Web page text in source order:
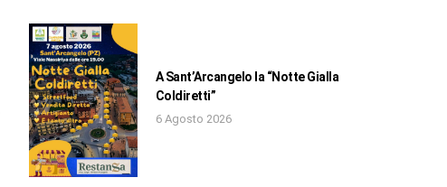
A Sant’Arcangelo la “Notte Gialla
Coldiretti”
6 Agosto 2026